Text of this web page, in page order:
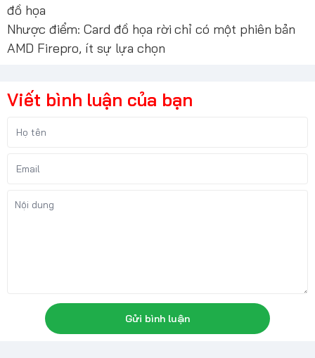
đồ họa
Nhược điểm: Card đồ họa rời chỉ có một phiên bản
AMD Firepro, ít sự lựa chọn
Viết bình luận của bạn
Gửi bình luận